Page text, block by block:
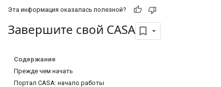
Эта информация оказалась полезной?
Завершите свой CASA
Содержание
Прежде чем начать
Портал CASA: начало работы